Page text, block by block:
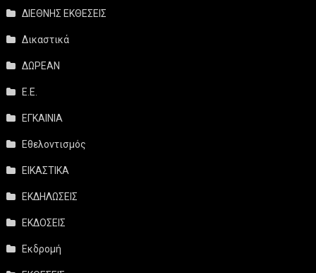
ΔΙΕΘΝΗΣ ΕΚΘΕΣΕΙΣ
Δικαστικά
ΔΩΡΕΑΝ
Ε.Ε.
ΕΓΚΑΙΝΙΑ
Εθελοντισμός
ΕΙΚΑΣΤΙΚΑ
ΕΚΔΗΛΩΣΕΙΣ
ΕΚΔΟΣΕΙΣ
Εκδρομή